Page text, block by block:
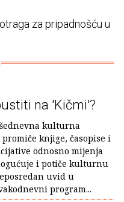
za pripadnošću u
na 'Kičmi'?
kulturna
knjige, časopise i
odnosno mijenja
i potiče kulturnu
uvid u
program...